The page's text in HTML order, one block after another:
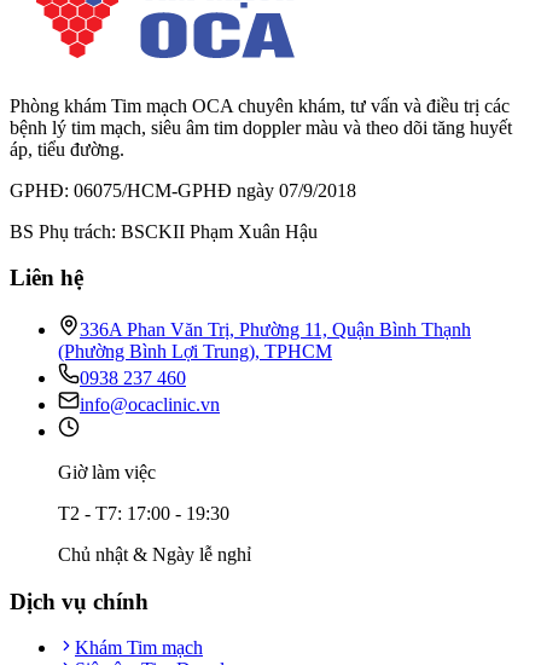
Phòng khám Tim mạch OCA chuyên khám, tư vấn và điều trị các
bệnh lý tim mạch, siêu âm tim doppler màu và theo dõi tăng huyết
áp, tiểu đường.
GPHĐ: 06075/HCM-GPHĐ ngày 07/9/2018
BS Phụ trách: BSCKII Phạm Xuân Hậu
Liên hệ
336A Phan Văn Trị, Phường 11, Quận Bình Thạnh
(Phường Bình Lợi Trung), TPHCM
0938 237 460
info@ocaclinic.vn
Giờ làm việc
T2 - T7: 17:00 - 19:30
Chủ nhật & Ngày lễ nghỉ
Dịch vụ chính
Khám Tim mạch